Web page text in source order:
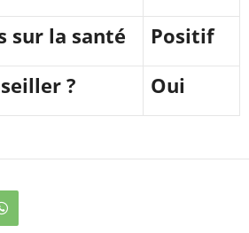
sur la santé
Positif
?
Oui